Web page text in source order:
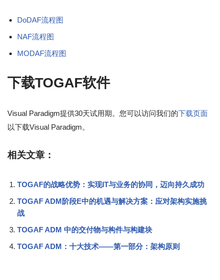
DoDAF流程图
NAF流程图
MODAF流程图
下载TOGAF软件
Visual Paradigm提供30天试用期。您可以访问我们的下载页面
以下载Visual Paradigm。
相关文章：
TOGAF的战略优势：实现IT与业务的协同，迈向持久成功
TOGAF ADM阶段E中的机遇与解决方案：应对架构实施挑
战
TOGAF ADM 中的交付物与构件与构建块
TOGAF ADM：十大技术——第一部分：架构原则